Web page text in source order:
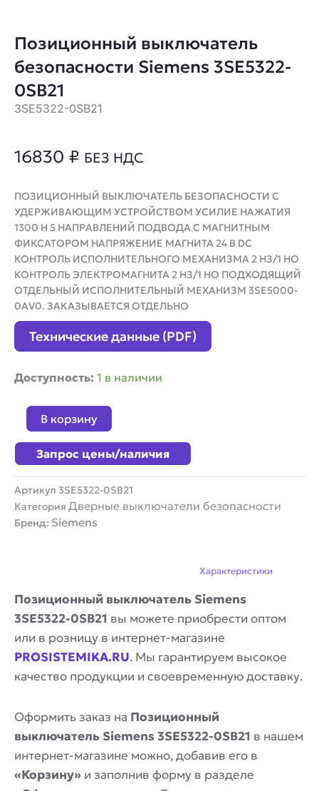
Позиционный выключатель
безопасности Siemens 3SE5322-
0SB21
3SE5322-0SB21
16830 ₽ БЕЗ НДС
ПОЗИЦИОННЫЙ ВЫКЛЮЧАТЕЛЬ БЕЗОПАСНОСТИ С
УДЕРЖИВАЮЩИМ УСТРОЙСТВОМ УСИЛИЕ НАЖАТИЯ
1300 Н 5 НАПРАВЛЕНИЙ ПОДВОДА С МАГНИТНЫМ
ФИКСАТОРОМ НАПРЯЖЕНИЕ МАГНИТА 24 В DC
КОНТРОЛЬ ИСПОЛНИТЕЛЬНОГО МЕХАНИЗМА 2 НЗ/1 НО
КОНТРОЛЬ ЭЛЕКТРОМАГНИТА 2 НЗ/1 НО ПОДХОДЯЩИЙ
ОТДЕЛЬНЫЙ ИСПОЛНИТЕЛЬНЫЙ МЕХАНИЗМ 3SE5000-
0AV0. ЗАКАЗЫВАЕТСЯ ОТДЕЛЬНО
Технические данные (PDF)
Доступность: 1 в наличии
Количество
Позиционный
выключатель
безопасности
Siemens
0SB21
В корзину
Запрос цены/наличия
Артикул 3SE5322-0SB21
Категория Дверные выключатели безопасности
Бренд: Siemens
Характеристики
Позиционный выключатель Siemens
3SE5322-0SB21 вы можете приобрести оптом
или в розницу в интернет-магазине
PROSISTEMIKA.RU. Мы гарантируем высокое
качество продукции и своевременную доставку.
Оформить заказ на Позиционный
выключатель Siemens 3SE5322-0SB21 в нашем
интернет-магазине можно, добавив его в
«Корзину» и заполнив форму в разделе